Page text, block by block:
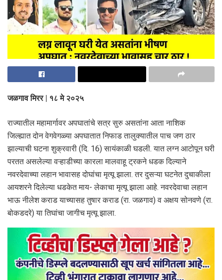
जळगाव मिरर | १८ मे २०२५
राज्यातील महामार्गावर अपघातांचे सत्र सुरु असतांना आता नाशिक
जिल्ह्यात दोन वेगवेगळ्या अपघातात निफाड तालुक्यातील पाच जण ठार
झाल्याची घटना शुक्रवारी (दि. 16) सायंकाळी घडली. यात लग्न आटोपून घरी
परतत असलेल्या वऱ्हाडीच्या कारला मालवाहू ट्रकने धडक दिल्याने
नवरदेवाच्या लहान भावासह दोघांचा मृत्यू झाला. तर दुसऱ्या घटनेत दुचाकीला
आयशरने दिलेल्या धडकेत माय- लेकाचा मृत्यू झाला आहे. नवरदेवाचा लहान
भाऊ नीलेश कराड याच्यासह तुषार कराड (रा. जळगाव) व अक्षय सोनवणे (रा.
बोकडदरे) या तिघांचा जागीच मृत्यू झाला.